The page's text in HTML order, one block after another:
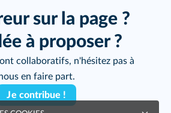
sur la page ?
à proposer ?
collaboratifs, n'hésitez pas à
en faire part.
Je contribue !